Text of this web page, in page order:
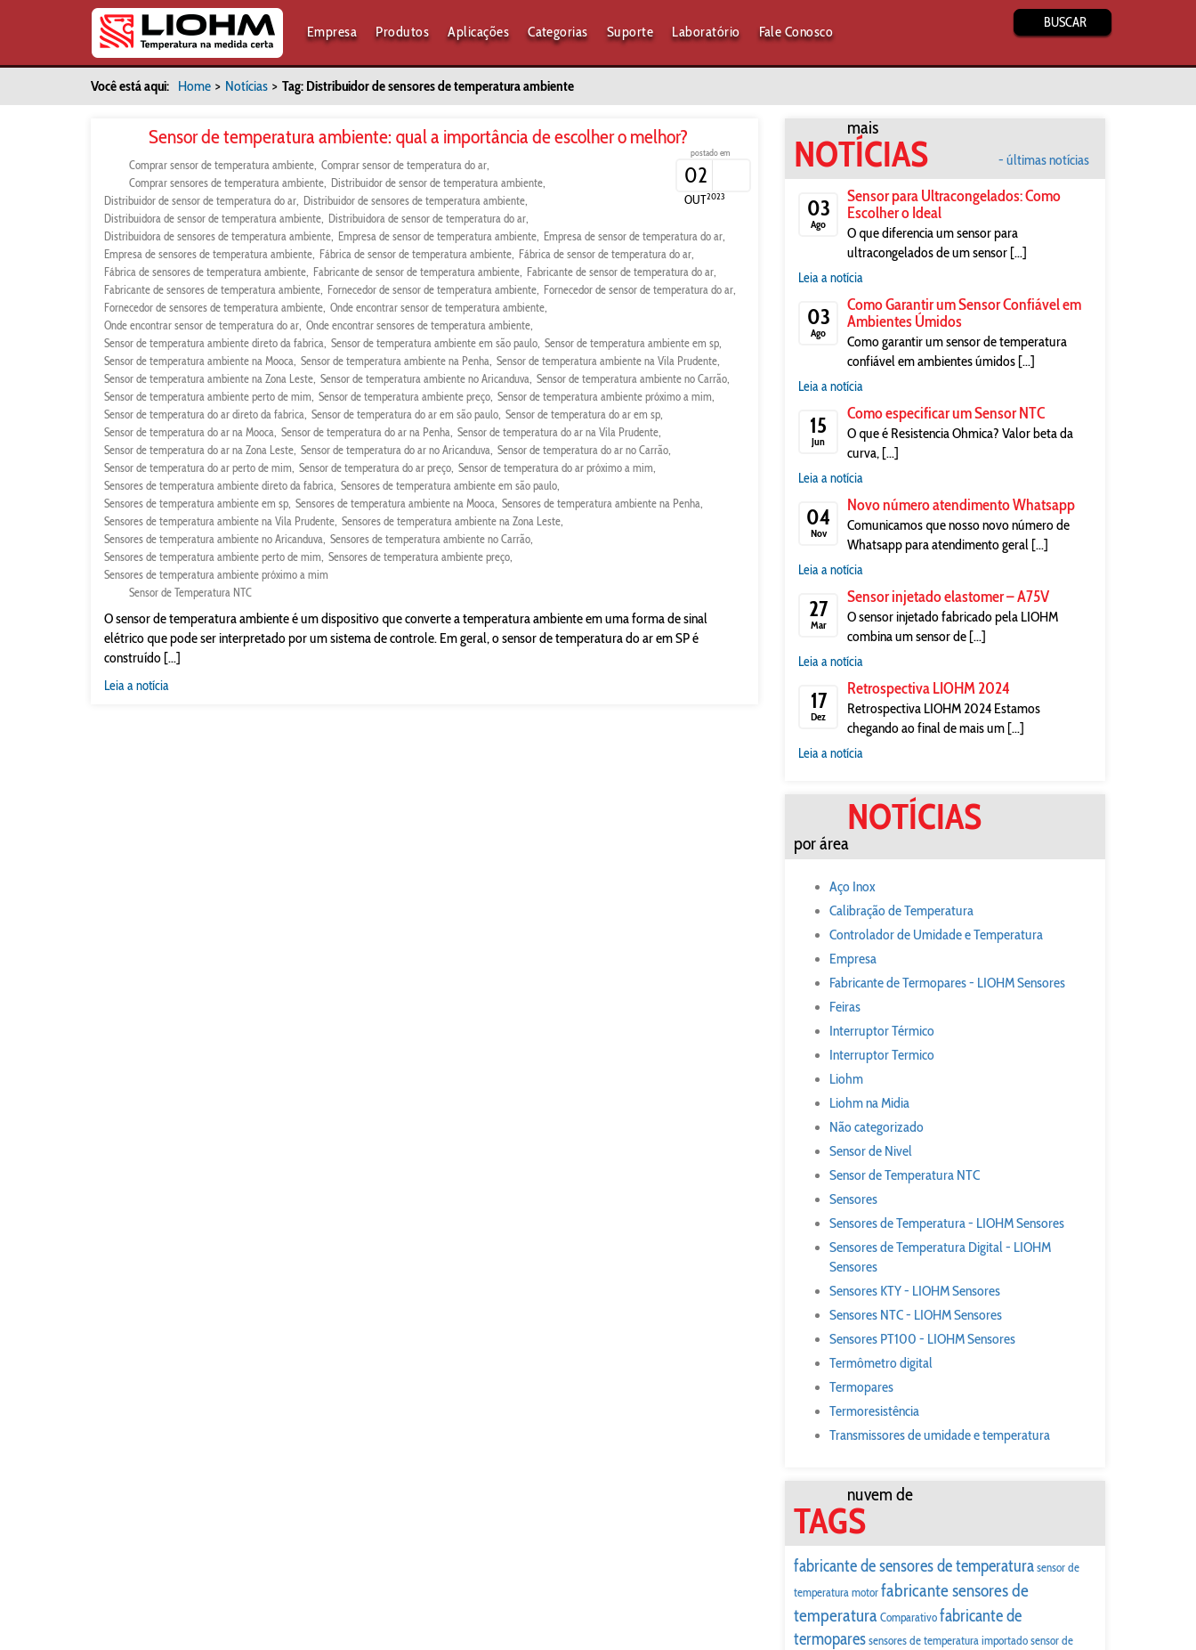
BUSCAR
Empresa Produtos Aplicações Categorias Suporte Laboratório Fale Conosco
Você está aqui: Home > Notícias > Tag: Distribuidor de sensores de temperatura ambiente
Sensor de temperatura ambiente: qual a importância de escolher o melhor?
postado em
02
OUT2023
Comprar sensor de temperatura ambiente Comprar sensor de temperatura do ar
Comprar sensores de temperatura ambiente Distribuidor de sensor de temperatura ambiente
Distribuidor de sensor de temperatura do ar Distribuidor de sensores de temperatura ambiente
Distribuidora de sensor de temperatura ambiente Distribuidora de sensor de temperatura do ar
Distribuidora de sensores de temperatura ambiente Empresa de sensor de temperatura ambiente Empresa de sensor de temperatura do ar
Empresa de sensores de temperatura ambiente Fábrica de sensor de temperatura ambiente Fábrica de sensor de temperatura do ar
Fábrica de sensores de temperatura ambiente Fabricante de sensor de temperatura ambiente Fabricante de sensor de temperatura do ar
Fabricante de sensores de temperatura ambiente Fornecedor de sensor de temperatura ambiente Fornecedor de sensor de temperatura do ar
Fornecedor de sensores de temperatura ambiente Onde encontrar sensor de temperatura ambiente
Onde encontrar sensor de temperatura do ar Onde encontrar sensores de temperatura ambiente
Sensor de temperatura ambiente direto da fabrica Sensor de temperatura ambiente em são paulo Sensor de temperatura ambiente em sp
Sensor de temperatura ambiente na Mooca Sensor de temperatura ambiente na Penha Sensor de temperatura ambiente na Vila Prudente
Sensor de temperatura ambiente na Zona Leste Sensor de temperatura ambiente no Aricanduva Sensor de temperatura ambiente no Carrão
Sensor de temperatura ambiente perto de mim Sensor de temperatura ambiente preço Sensor de temperatura ambiente próximo a mim
Sensor de temperatura do ar direto da fabrica Sensor de temperatura do ar em são paulo Sensor de temperatura do ar em sp
Sensor de temperatura do ar na Mooca Sensor de temperatura do ar na Penha Sensor de temperatura do ar na Vila Prudente
Sensor de temperatura do ar na Zona Leste Sensor de temperatura do ar no Aricanduva Sensor de temperatura do ar no Carrão
Sensor de temperatura do ar perto de mim Sensor de temperatura do ar preço Sensor de temperatura do ar próximo a mim
Sensores de temperatura ambiente direto da fabrica Sensores de temperatura ambiente em são paulo
Sensores de temperatura ambiente em sp Sensores de temperatura ambiente na Mooca Sensores de temperatura ambiente na Penha
Sensores de temperatura ambiente na Vila Prudente Sensores de temperatura ambiente na Zona Leste
Sensores de temperatura ambiente no Aricanduva Sensores de temperatura ambiente no Carrão
Sensores de temperatura ambiente perto de mim Sensores de temperatura ambiente preço
Sensores de temperatura ambiente próximo a mim
Sensor de Temperatura NTC
O sensor de temperatura ambiente é um dispositivo que converte a temperatura ambiente em uma forma de sinal
elétrico que pode ser interpretado por um sistema de controle. Em geral, o sensor de temperatura do ar em SP é
construído [...]
Leia a notícia
mais
NOTÍCIAS - últimas notícias
03
Ago
Sensor para Ultracongelados: Como
Escolher o Ideal
O que diferencia um sensor para
ultracongelados de um sensor [...]
Leia a notícia
03
Ago
Como Garantir um Sensor Confiável em
Ambientes Úmidos
Como garantir um sensor de temperatura
confiável em ambientes úmidos [...]
Leia a notícia
15
Jun
Como especificar um Sensor NTC
O que é Resistencia Ohmica? Valor beta da
curva, [...]
Leia a notícia
04
Nov
Novo número atendimento Whatsapp
Comunicamos que nosso novo número de
Whatsapp para atendimento geral [...]
Leia a notícia
27
Mar
Sensor injetado elastomer – A75V
O sensor injetado fabricado pela LIOHM
combina um sensor de [...]
Leia a notícia
17
Dez
Retrospectiva LIOHM 2024
Retrospectiva LIOHM 2024 Estamos
chegando ao final de mais um [...]
Leia a notícia
NOTÍCIAS
por área
Aço Inox
Calibração de Temperatura
Controlador de Umidade e Temperatura
Empresa
Fabricante de Termopares - LIOHM Sensores
Feiras
Interruptor Térmico
Interruptor Termico
Liohm
Liohm na Midia
Não categorizado
Sensor de Nivel
Sensor de Temperatura NTC
Sensores
Sensores de Temperatura - LIOHM Sensores
Sensores de Temperatura Digital - LIOHM
Sensores
Sensores KTY - LIOHM Sensores
Sensores NTC - LIOHM Sensores
Sensores PT100 - LIOHM Sensores
Termômetro digital
Termopares
Termoresistência
Transmissores de umidade e temperatura
nuvem de
TAGS
fabricante de sensores de temperaturasensor de
temperatura motorfabricante sensores de
temperatura Comparativofabricante de
termoparessensores de temperatura importadosensor de